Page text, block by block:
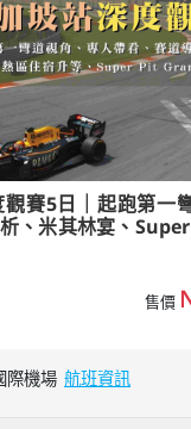
賽5日｜起跑第一
、米其林宴、
售價
際機場 航班資訊